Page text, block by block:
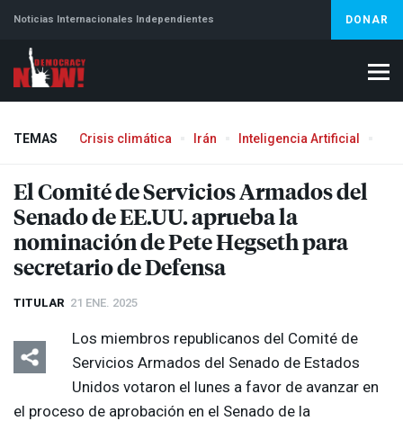
Noticias Internacionales Independientes DONAR
TEMAS Crisis climática Irán Inteligencia Artificial
El Comité de Servicios Armados del
Senado de EE.UU. aprueba la
nominación de Pete Hegseth para
secretario de Defensa
TITULAR 21 ENE. 2025
Los miembros republicanos del Comité de
Servicios Armados del Senado de Estados
Unidos votaron el lunes a favor de avanzar en
el proceso de aprobación en el Senado de la